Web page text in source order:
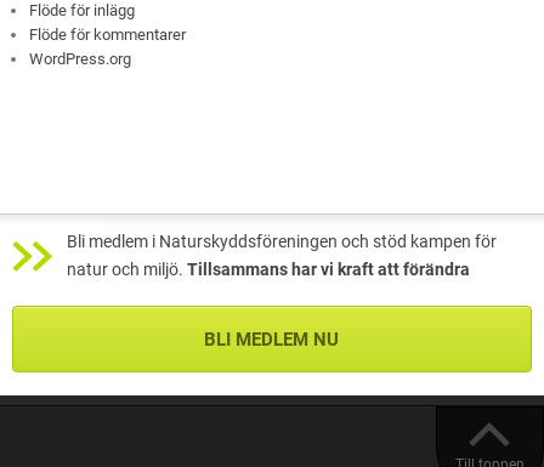
Flöde för inlägg
Flöde för kommentarer
WordPress.org
Bli medlem i Naturskyddsföreningen och stöd kampen för
natur och miljö. Tillsammans har vi kraft att förändra
BLI MEDLEM NU